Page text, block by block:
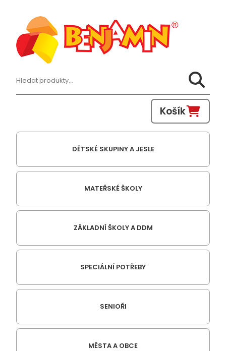
Hledat:
Košík
DĚTSKÉ SKUPINY A JESLE
MATEŘSKÉ ŠKOLY
ZÁKLADNÍ ŠKOLY A DDM
SPECIÁLNÍ POTŘEBY
SENIOŘI
MĚSTA A OBCE